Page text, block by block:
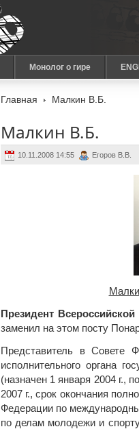
Монолог о гире
Главная Малкин В.Б.
Малкин В.Б.
10.11.2008 14:55 Егоров В.В.
Президент
заменил на этом посту
Представитель в Совете
исполнительного органа
(назначен 1 января 2004 г.,
2007 г., срок окончания
Федерации по
по делам молодежи и